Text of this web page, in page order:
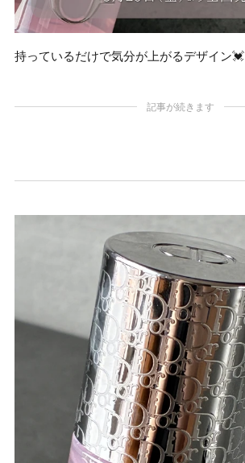
持っているだけで気分が上がるデザイン💓
記事が続きます